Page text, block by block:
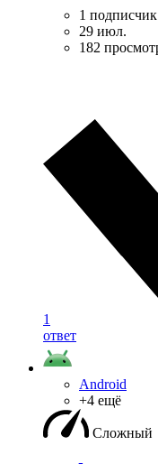
1 подписчик
29 июл.
182
1
ответ
Android
+4 ещё
Сложный